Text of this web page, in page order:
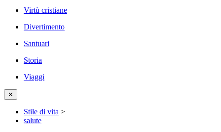
Virtù cristiane
Divertimento
Santuari
Storia
Viaggi
✕
Stile di vita >
salute